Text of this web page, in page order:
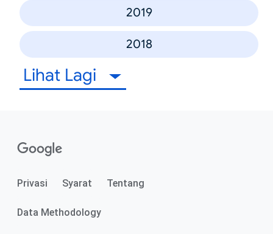
2019
2018
Lihat Lagi
Privasi Syarat Tentang
Data Methodology